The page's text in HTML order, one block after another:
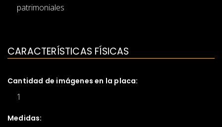
patrimoniales
CARACTERÍSTICAS FÍSICAS
Cantidad de imágenes en la placa:
1
Medidas: